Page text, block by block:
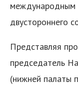
международным
двустороннего
Представляя
председатель
(нижней палаты